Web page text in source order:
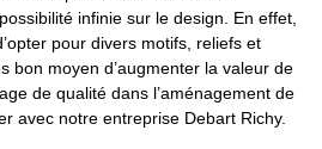
infinie sur le design. En effet,
pour divers motifs, reliefs et
bon moyen d’augmenter la valeur de
de qualité dans l’aménagement de
avec notre entreprise Debart Richy.